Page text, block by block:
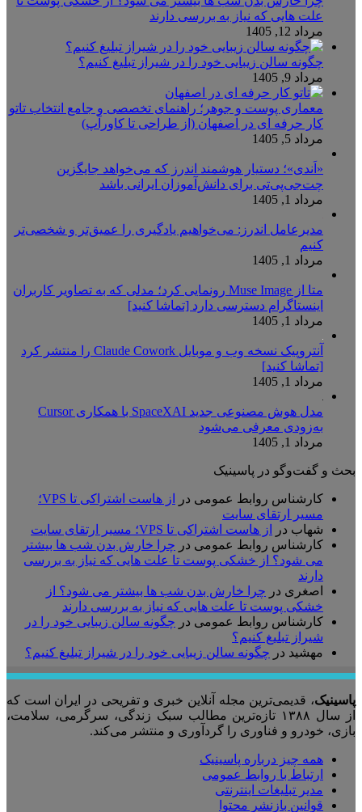
علت هایی که نیاز به بررسی دارند
مرداد 12, 1405
چگونه سالن زیبایی خود را در شیراز تبلیغ کنیم؟
مرداد 9, 1405
معماری پوست و جوهر؛ راهنمای تخصصی و جامع انتخاب تاتو
کار حرفه ای در اصفهان (از طراحی تا کاورآپ)
مرداد 5, 1405
«اَندی»؛ دستیار هوشمند اندرز که می‌خواهد جایگزین
چت‌جی‌پی‌تی برای دانش‌آموزان ایرانی باشد
مرداد 1, 1405
مدیرعامل اندرز: می‌خواهیم یادگیری را عمیق‌تر و شخصی‌تر
کنیم
مرداد 1, 1405
متا از Muse Image رونمایی کرد؛ مدلی که به تصاویر کاربران
اینستاگرام دسترسی دارد [تماشا کنید]
مرداد 1, 1405
آنتروپیک نسخه وب و موبایل Claude Cowork را منتشر کرد
[تماشا کنید]
مرداد 1, 1405
مدل هوش مصنوعی جدید SpaceXAI با همکاری Cursor
به‌زودی معرفی می‌شود
مرداد 1, 1405
بحث و گفت‌وگو در پاسینیک
کارشناس روابط عمومی در
از هاست اشتراکی تا VPS؛
مسیر ارتقای سایت
شهاب در
از هاست اشتراکی تا VPS؛ مسیر ارتقای سایت
کارشناس روابط عمومی در چرا خارش بدن شب ها بیشتر
می شود؟ از خشکی پوست تا علت هایی که نیاز به بررسی
دارند
اصغری در چرا خارش بدن شب ها بیشتر می شود؟ از
خشکی پوست تا علت هایی که نیاز به بررسی دارند
کارشناس روابط عمومی در چگونه سالن زیبایی خود را در
شیراز تبلیغ کنیم؟
مهشید در چگونه سالن زیبایی خود را در شیراز تبلیغ کنیم؟
پاسینیک، قدیمی‌ترین مجله آنلاین خبری و تفریحی در ایران است که
از سال ۱۳۸۸ تازه‌ترین مطالب سبک زندگی، سرگرمی، سلامت،
بازی، خودرو و فناوری را گردآوری و منتشر می‌کند.
همه چیز درباره پاسینیک
ارتباط با روابط عمومی
مدیر تبلیغات اینترنتی
قوانین بازنشر محتوا